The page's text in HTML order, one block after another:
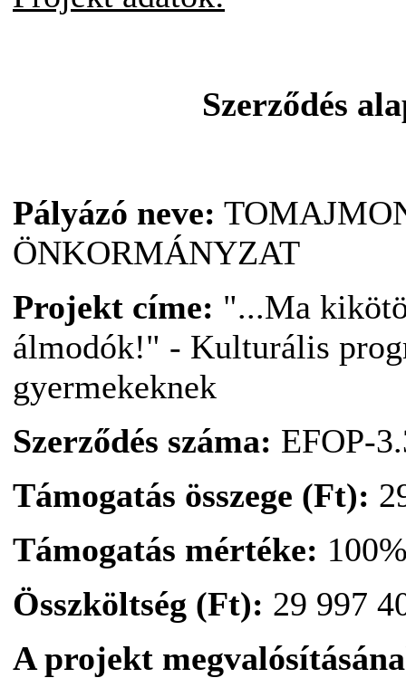
Szerződés
Pályázó neve:
ÖNKORMÁNYZAT
Projekt címe: "...Ma
álmodók!" - Kulturális
gyermekeknek
Szerződés száma: EFOP-
Támogatás összege (Ft):
Támogatás mértéke:
Összköltség (Ft): 29 997
A projekt